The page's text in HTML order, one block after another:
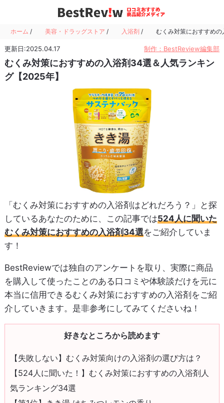
ホーム / 美容・ドラッグストア / 入浴剤 / むくみ対策におすすめ
更新日:2025.04.17 制作：BestReview編集部
むくみ対策におすすめの入浴剤34選＆人気ランキン
グ【2025年】
「むくみ対策におすすめの入浴剤はどれだろう？」と探
しているあなたのために、この記事では524人に聞いた
むくみ対策におすすめの入浴剤34選をご紹介していま
す！
BestReviewでは独自のアンケートを取り、実際に商品
を購入して使ったことのある口コミや体験談だけを元に
本当に信用できるむくみ対策におすすめの入浴剤をご紹
介していきます。是非参考にしてみてくださいね！
好きなところから読めます
【失敗しない】むくみ対策向けの入浴剤の選び方は？
【524人に聞いた！】むくみ対策におすすめの入浴剤人
気ランキング34選